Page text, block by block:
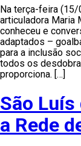
Na terça-feira
articuladora Maria
conheceu e
adaptados –
para a inclusão
todos os
proporciona. […]
São
a Rede